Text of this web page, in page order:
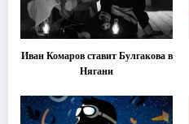
Иван Комаров ставит Булгакова в
Нягани